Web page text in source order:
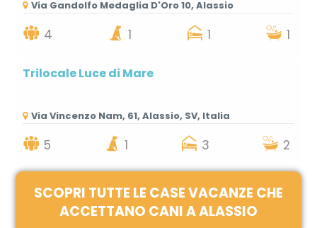
Via Gandolfo Medaglia D'Oro 10, Alassio
4
Trilocale Luce di Mare
Via Vincenzo Nam, 61, Alassio, SV, Italia
5 3 2
SCOPRI TUTTE LE CASE VACANZE CHE
ACCETTANO CANI A ALASSIO